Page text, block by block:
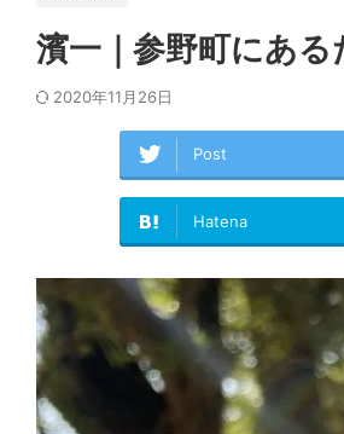
濱一｜参野町にあ
2020年11月26日
Post
Hatena